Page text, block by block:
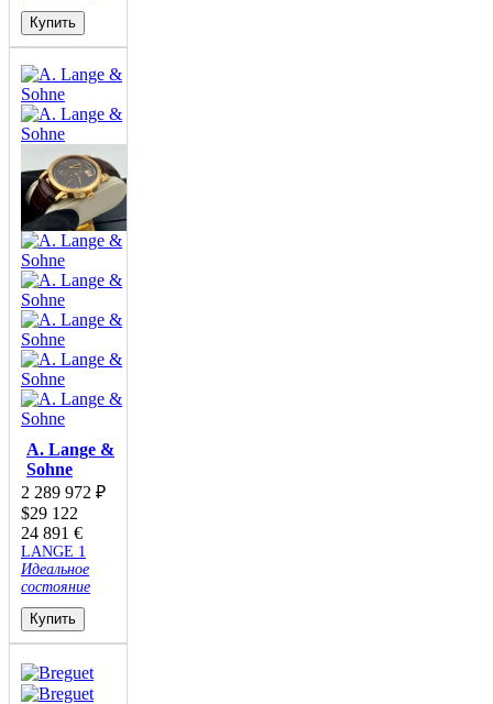
Купить
A. Lange &
Sohne
2 289 972 ₽
$29 122
24 891 €
LANGE 1
Идеальное
состояние
Купить